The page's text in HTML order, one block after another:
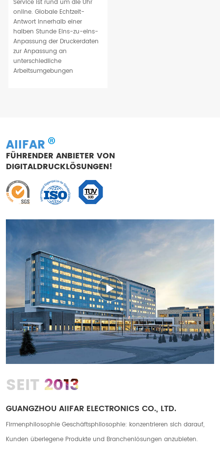
Service ist rund um die Uhr
online. Globale Echtzeit-
Antwort innerhalb einer
halben Stunde Eins-zu-eins-
Anpassung der Druckerdaten
zur Anpassung an
unterschiedliche
Arbeitsumgebungen
AIIFAR
FÜHRENDER ANBIETER VON
DIGITALDRUCKLÖSUNGEN!
SEIT 2013
GUANGZHOU AIIFAR ELECTRONICS CO., LTD.
Firmenphilosophie Geschäftsphilosophie: konzentrieren sich darauf,
Kunden überlegene Produkte und Branchenlösungen anzubieten.